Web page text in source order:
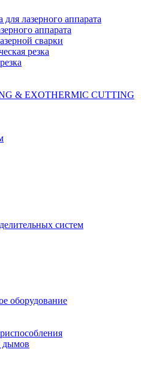
лазерного аппарата
аппарата
сварки
резка
& EXOTHERMIC CUTTING
систем
оборудование
дымов